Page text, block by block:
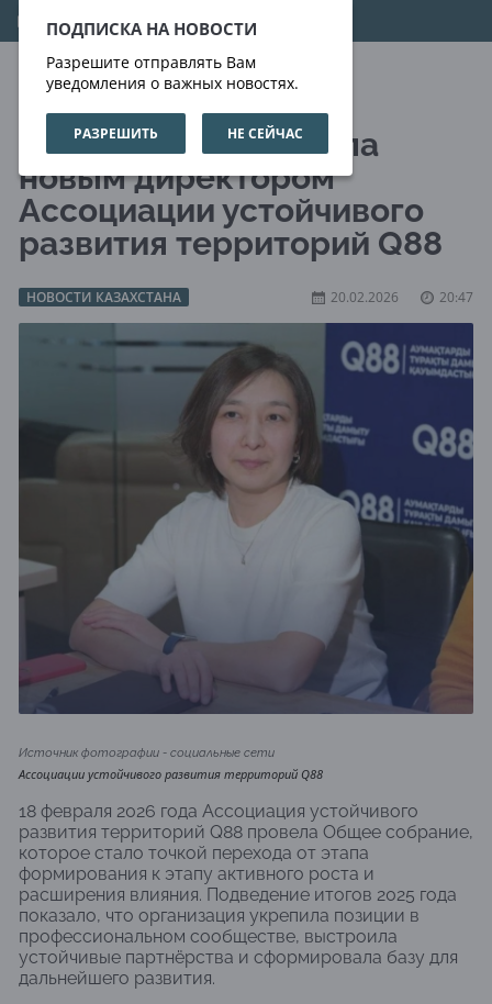
ПОДПИСКА НА НОВОСТИ
Разрешите отправлять Вам
уведомления о важных новостях.
РАЗРЕШИТЬ НЕ СЕЙЧАС
07.08.2026 21:36:36
Айнур Сагнаева стала
новым директором
Ассоциации устойчивого
развития территорий Q88
НОВОСТИ КАЗАХСТАНА 20.02.2026 20:47
Источник фотографии - социальные сети
Ассоциации устойчивого развития территорий Q88
18 февраля 2026 года Ассоциация устойчивого
развития территорий Q88 провела Общее собрание,
которое стало точкой перехода от этапа
формирования к этапу активного роста и
расширения влияния. Подведение итогов 2025 года
показало, что организация укрепила позиции в
профессиональном сообществе, выстроила
устойчивые партнёрства и сформировала базу для
дальнейшего развития.